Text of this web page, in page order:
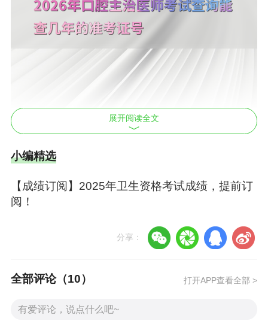
准考证是参加考试的唯一凭证，
考试于2026年4月19日全天进行，共4个科目：
1、基础知识：08:30-10:00
2、相关专业知识：10:45-12:15
所有科目均为人机对话形式，中途无休息，建议
展开阅读全文
小编精选
【成绩订阅】2025年卫生资格考试成绩，提前订
阅！
分享：
全部评论（10） 打开APP查看全部 >